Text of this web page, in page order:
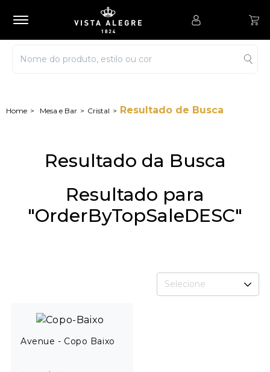
Mesa e Bar Cristal Resultado de Busca
Resultado da Busca
Resultado para
"OrderByTopSaleDESC"
Selecione
Avenue - Copo Baixo